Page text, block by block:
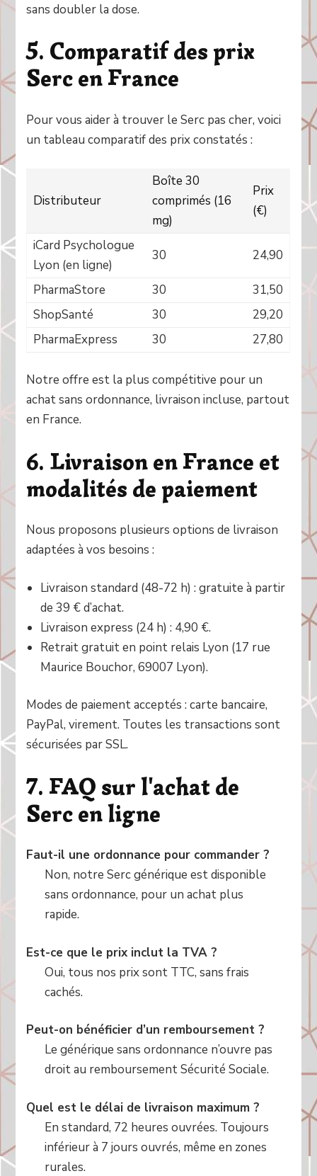
sans doubler la dose.
5. Comparatif des prix
Serc en France
Pour vous aider à trouver le Serc pas cher, voici
un tableau comparatif des prix constatés :
Distributeur
Boîte 30
comprimés (16
mg)
Prix
(€)
iCard Psychologue
Lyon (en ligne)
30 24,90
PharmaStore 30
31,50
ShopSanté
30
29,20
PharmaExpress
30 27,80
Notre offre est la plus compétitive pour un
achat sans ordonnance, livraison incluse, partout
en France.
6. Livraison en France et
modalités de paiement
Nous proposons plusieurs options de livraison
adaptées à vos besoins :
Livraison standard (48-72 h) : gratuite à partir
de 39 € d’achat.
Livraison express (24 h) : 4,90 €.
Retrait gratuit en point relais Lyon (17 rue
Maurice Bouchor, 69007 Lyon).
Modes de paiement acceptés : carte bancaire,
PayPal, virement. Toutes les transactions sont
sécurisées par SSL.
7. FAQ sur l'achat de
Serc en ligne
Faut-il une ordonnance pour commander ?
Non, notre Serc générique est disponible
sans ordonnance, pour un achat plus
rapide.
Est-ce que le prix inclut la TVA ?
Oui, tous nos prix sont TTC, sans frais
cachés.
Peut-on bénéficier d’un remboursement ?
Le générique sans ordonnance n’ouvre pas
droit au remboursement Sécurité Sociale.
Quel est le délai de livraison maximum ?
En standard, 72 heures ouvrées. Toujours
inférieur à 7 jours ouvrés, même en zones
rurales.